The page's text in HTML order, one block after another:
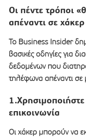
Οι πέντε τρόποι
απέναντι σε χάκερ
Το Business Insider
βασικές οδηγίες για
δεδομένων που
τηλέφωνα απέναντι σε
επικοινωνία
Οι χάκερ μπορούν να